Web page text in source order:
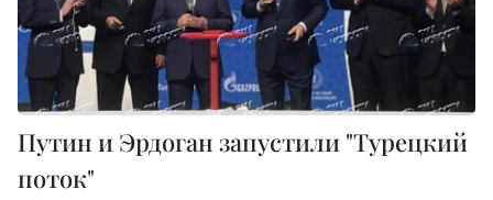
Путин и Эрдоган запустили "Турецкий
поток"